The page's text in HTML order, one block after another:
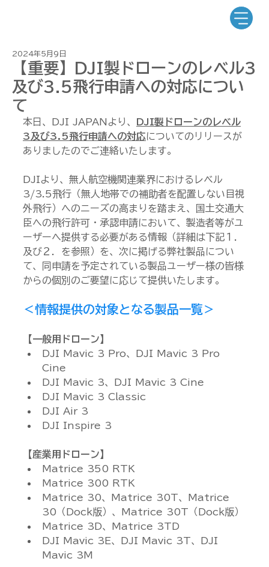
【重要】DJI製ドローンのレベル3
及び3.5飛行申請への対応につい
て
2024年5月9日
本日、DJI JAPANより、
DJI製ドローンのレベル
3及び3.5飛行申請への対応についてのリリースが
ありましたのでご連絡いたします。
DJIより、無人航空機関連業界におけるレベル
3/3.5飛行（無人地帯での補助者を配置しない目視
外飛行）へのニーズの高まりを踏まえ、国土交通大
臣への飛行許可・承認申請において、製造者等がユ
ーザーへ提供する必要がある情報（詳細は下記１．
及び２．を参照）を、次に掲げる弊社製品につい
て、同申請を予定されている製品ユーザー様の皆様
からの個別のご要望に応じて提供いたします。
＜情報提供の対象となる製品一覧＞
【一般用ドローン】
DJI Mavic 3 Pro、DJI Mavic 3 Pro
Cine
DJI Mavic 3、DJI Mavic 3 Cine
DJI Mavic 3 Classic
DJI Air 3
DJI Inspire 3
【産業用ドローン】
Matrice 350 RTK
Matrice 300 RTK
Matrice 30、Matrice 30T、Matrice
30（Dock版）、Matrice 30T（Dock版）
Matrice 3D、Matrice 3TD
DJI Mavic 3E、DJI Mavic 3T、DJI
Mavic 3M